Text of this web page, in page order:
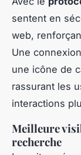
sentent en
web,
Une
une icône de
rassurant les
interactions
Meilleure
recherche